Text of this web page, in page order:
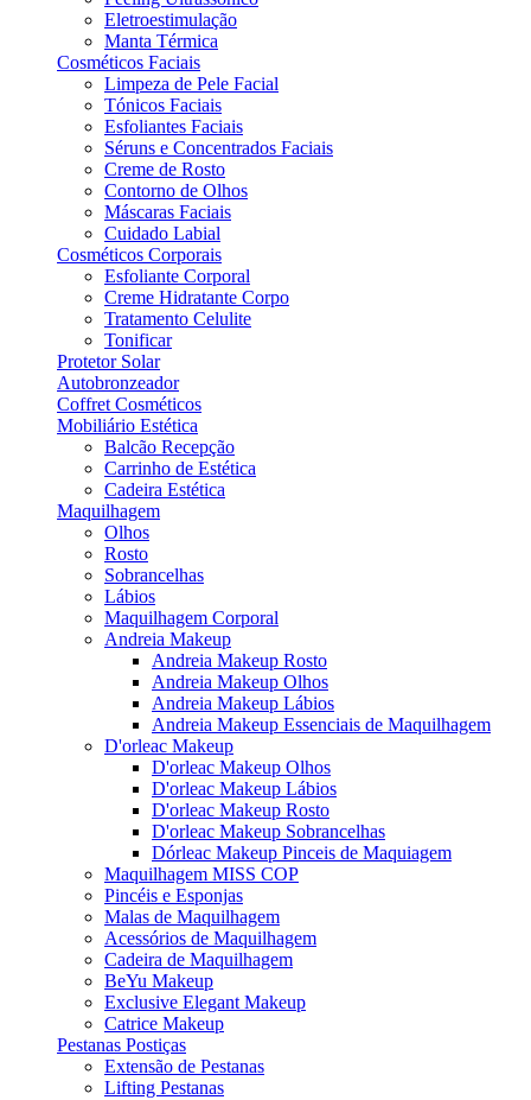
Eletroestimulação
Manta Térmica
Cosméticos Faciais
Limpeza de Pele Facial
Tónicos Faciais
Esfoliantes Faciais
Séruns e Concentrados Faciais
Creme de Rosto
Contorno de Olhos
Máscaras Faciais
Cuidado Labial
Cosméticos Corporais
Esfoliante Corporal
Creme Hidratante Corpo
Tratamento Celulite
Tonificar
Protetor Solar
Autobronzeador
Coffret Cosméticos
Mobiliário Estética
Balcão Recepção
Carrinho de Estética
Cadeira Estética
Maquilhagem
Olhos
Rosto
Sobrancelhas
Lábios
Maquilhagem Corporal
Andreia Makeup
Andreia Makeup Rosto
Andreia Makeup Olhos
Andreia Makeup Lábios
Andreia Makeup Essenciais de Maquilhagem
D'orleac Makeup
D'orleac Makeup Olhos
D'orleac Makeup Lábios
D'orleac Makeup Rosto
D'orleac Makeup Sobrancelhas
Dórleac Makeup Pinceis de Maquiagem
Maquilhagem MISS COP
Pincéis e Esponjas
Malas de Maquilhagem
Acessórios de Maquilhagem
Cadeira de Maquilhagem
BeYu Makeup
Exclusive Elegant Makeup
Catrice Makeup
Pestanas Postiças
Extensão de Pestanas
Lifting Pestanas